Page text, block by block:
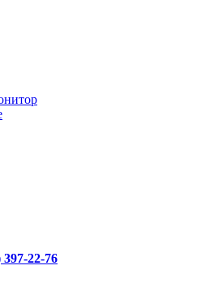
397-22-76